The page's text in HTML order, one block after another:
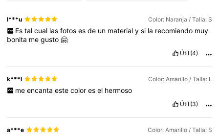
l***u Color: Naranja / Talla: S
Es tal cual las fotos es de un material y si la recomiendo muy
bonita megusto🤗
Útil (4)
k***l Color: Amarillo / Talla: L
me encanta este color es el hermoso
Útil (3)
a***e Color: Amarillo / Talla: S